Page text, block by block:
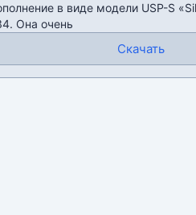
в виде модели USP-S
Она очень
Скачать